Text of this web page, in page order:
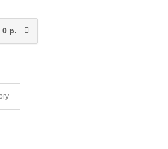
0 р.